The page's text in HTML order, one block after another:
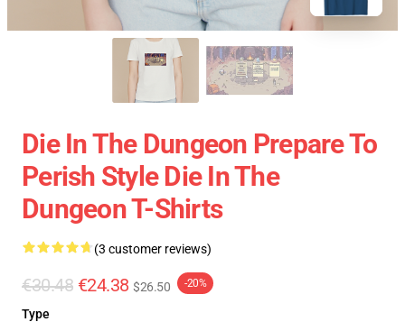
Die In The Dungeon Prepare To
Perish Style Die In The
Dungeon T-Shirts
(3 customer reviews)
€30.48 €24.38 $26.50 -20%
Type